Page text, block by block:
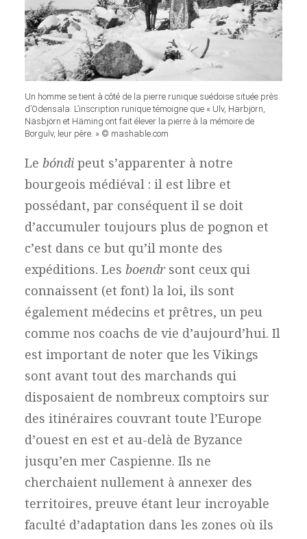
Un homme se tient à côté de la pierre runique suédoise située près
d’Odensala. L’inscription runique témoigne que « Ulv, Härbjörn,
Näsbjörn et Häming ont fait élever la pierre à la mémoire de
Borgulv, leur père. » © mashable.com
Le bóndi peut s’apparenter à notre
bourgeois médiéval : il est libre et
possédant, par conséquent il se doit
d’accumuler toujours plus de pognon et
c’est dans ce but qu’il monte des
expéditions. Les boendr sont ceux qui
connaissent (et font) la loi, ils sont
également médecins et prêtres, un peu
comme nos coachs de vie d’aujourd’hui. Il
est important de noter que les Vikings
sont avant tout des marchands qui
disposaient de nombreux comptoirs sur
des itinéraires couvrant toute l’Europe
d’ouest en est et au-delà de Byzance
jusqu’en mer Caspienne. Ils ne
cherchaient nullement à annexer des
territoires, preuve étant leur incroyable
faculté d’adaptation dans les zones où ils